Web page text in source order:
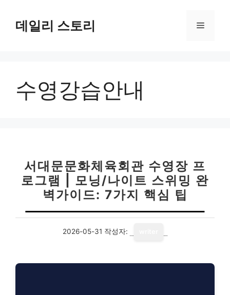
데일리 스토리 메
수영강습안내
서대문문화체육회관 수영장 프
로그램 | 모닝/나이트 스위밍 완
벽가이드: 7가지 핵심 팁
2026-05-31 작성자: